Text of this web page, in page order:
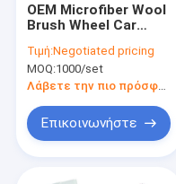
OEM Microfiber Wool
Brush Wheel Car
Τιμή:Negotiated pricing
MOQ:1000/set
Λάβετε την πιο πρόσφατη τιμή
Επικοινωνήστε